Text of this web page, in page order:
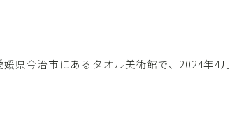
県今治市にあるタオル美術館で、2024年4月